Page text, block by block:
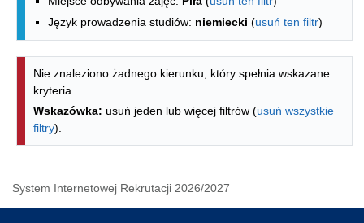
Język prowadzenia studiów: niemiecki (usuń ten filtr)
Nie znaleziono żadnego kierunku, który spełnia wskazane
kryteria.
Wskazówka: usuń jeden lub więcej filtrów (usuń wszystkie
filtry).
System Internetowej Rekrutacji 2026/2027